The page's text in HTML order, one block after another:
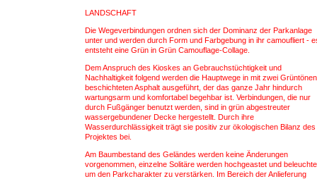
LANDSCHAFT
Die Wegeverbindungen ordnen sich der Dominanz der Parkanlage
unter und werden durch Form und Farbgebung in ihr camoufliert -
entsteht eine Grün in Grün Camouflage-Collage.
Dem Anspruch des Kioskes an Gebrauchstüchtigkeit und
Nachhaltigkeit folgend werden die Hauptwege in mit zwei Grüntönen
beschichteten Asphalt ausgeführt, der das ganze Jahr hindurch
wartungsarm und komfortabel begehbar ist. Verbindungen, die nur
durch Fußgänger benutzt werden, sind in grün abgestreuter
wassergebundener Decke hergestellt. Durch ihre
Wasserdurchlässigkeit trägt sie positiv zur ökologischen Bilanz des
Projektes bei.
Am Baumbestand des Geländes werden keine Änderungen
vorgenommen, einzelne Solitäre werden hochgeastet und
um den Parkcharakter zu verstärken. Im Bereich der Anlieferung